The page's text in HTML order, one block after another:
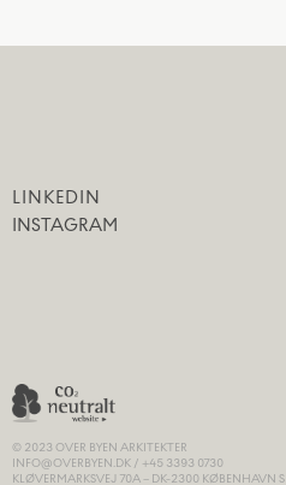
LINKEDIN
INSTAGRAM
© 2023​ OVER BYEN ARKITEKTER
INFO@OVERBYEN.DK / +45 3393 0730
KLØVERMARKSVEJ 70A – DK-2300 KØBENHAVN S